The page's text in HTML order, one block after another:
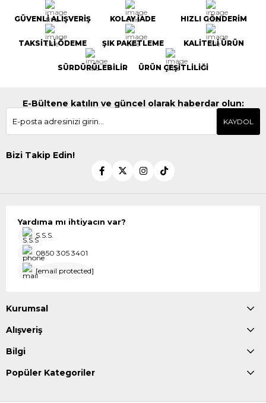
GÜVENLİ ALIŞVERİŞ KOLAY İADE HIZLI GÖNDERİM
TAKSİTLİ ÖDEME ŞIK PAKETLEME KALİTELİ ÜRÜN
SÜRDÜRÜLEBİLİR ÜRÜN ÇEŞİTLİLİĞİ
E-Bültene katılın ve güncel olarak haberdar olun:
KAYDOL
Bizi Takip Edin!
Yardıma mı ihtiyacın var?
S.S.S.
0850 305 3401
[email protected]
Kurumsal
Alışveriş
Bilgi
Popüler Kategoriler